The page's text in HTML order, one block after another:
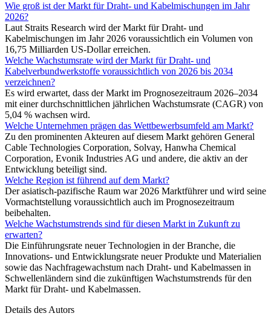
Wie groß ist der Markt für Draht- und Kabelmischungen im Jahr
2026?
Laut Straits Research wird der Markt für Draht- und
Kabelmischungen im Jahr 2026 voraussichtlich ein Volumen von
16,75 Milliarden US-Dollar erreichen.
Welche Wachstumsrate wird der Markt für Draht- und
Kabelverbundwerkstoffe voraussichtlich von 2026 bis 2034
verzeichnen?
Es wird erwartet, dass der Markt im Prognosezeitraum 2026–2034
mit einer durchschnittlichen jährlichen Wachstumsrate (CAGR) von
5,04 % wachsen wird.
Welche Unternehmen prägen das Wettbewerbsumfeld am Markt?
Zu den prominenten Akteuren auf diesem Markt gehören General
Cable Technologies Corporation, Solvay, Hanwha Chemical
Corporation, Evonik Industries AG und andere, die aktiv an der
Entwicklung beteiligt sind.
Welche Region ist führend auf dem Markt?
Der asiatisch-pazifische Raum war 2026 Marktführer und wird seine
Vormachtstellung voraussichtlich auch im Prognosezeitraum
beibehalten.
Welche Wachstumstrends sind für diesen Markt in Zukunft zu
erwarten?
Die Einführungsrate neuer Technologien in der Branche, die
Innovations- und Entwicklungsrate neuer Produkte und Materialien
sowie das Nachfragewachstum nach Draht- und Kabelmassen in
Schwellenländern sind die zukünftigen Wachstumstrends für den
Markt für Draht- und Kabelmassen.
Details des Autors